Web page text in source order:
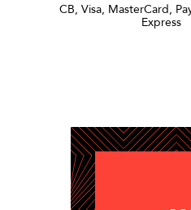
CB, Visa, MasterCard,
Express